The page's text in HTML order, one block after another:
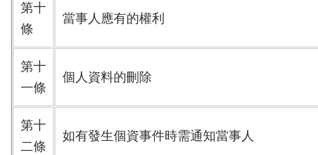
第十
條
當事人應有的權利
第十
一條
個人資料的刪除
第十
二條
如有發生個資事件時需通知當事人